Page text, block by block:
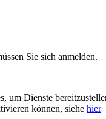
Sie sich anmelden.
um Dienste
können, siehe hier